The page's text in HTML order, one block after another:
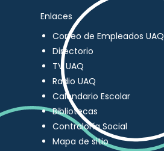
Enlaces
Correo de Empleados UAQ
Directorio
TV UAQ
Radio UAQ
Calendario Escolar
Bibliotecas
Contraloría Social
Mapa de sitio